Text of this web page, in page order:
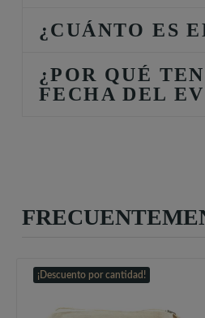
¿CUÁNTO ES
¿POR QUÉ
FECHA DEL
¡Descuento por cantidad!